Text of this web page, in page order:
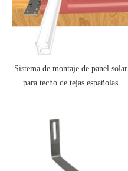
Sistema de montaje de panel solar
para techo de tejas españolas